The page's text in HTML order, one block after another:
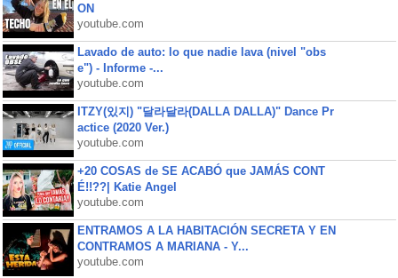
ON
youtube.com
Lavado de auto: lo que nadie lava (nivel "obs
e") - Informe -...
youtube.com
ITZY(있지) "달라달라(DALLA DALLA)" Dance Pr
actice (2020 Ver.)
youtube.com
+20 COSAS de SE ACABÓ que JAMÁS CONT
É!!??| Katie Angel
youtube.com
ENTRAMOS A LA HABITACIÓN SECRETA Y EN
CONTRAMOS A MARIANA - Y...
youtube.com